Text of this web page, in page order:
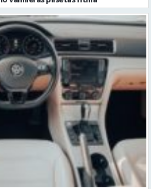
praktiska pieeja ilgākam